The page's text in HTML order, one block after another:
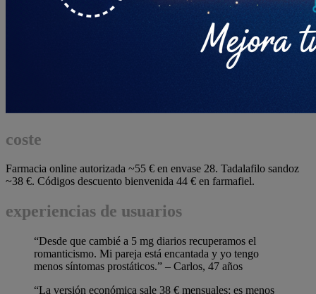
coste
Farmacia online autorizada ~55 € en envase 28. Tadalafilo sandoz
~38 €. Códigos descuento bienvenida 44 € en farmafiel.
experiencias de usuarios
“Desde que cambié a 5 mg diarios recuperamos el
romanticismo. Mi pareja está encantada y yo tengo
menos síntomas prostáticos.” – Carlos, 47 años
“La versión económica sale 38 € mensuales; es menos